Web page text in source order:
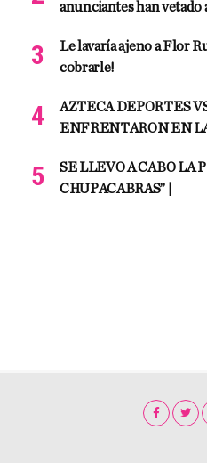
anunciantes han vetado
Le lavaría ajeno a Flor
cobrarle!
AZTECA DEPORTES
ENFRENTARON EN
SE LLEVO A CABO LA
CHUPACABRAS” |